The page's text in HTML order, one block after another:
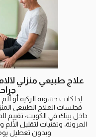
علاج طبيعي منزلي
إذا كانت خشونة الركبة أو
فجلسات العلاج الطبيعي
داخل بيتك في الكويت: تقييم
المرونة، وتقنيات لتقليل
وبدون تعطيل